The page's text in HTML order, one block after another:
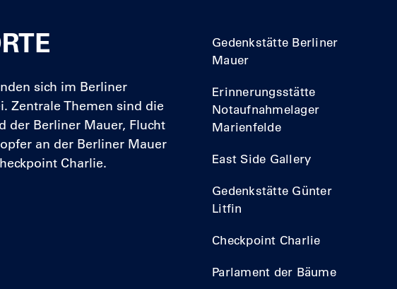
sich im Berliner
Zentrale Themen sind die
der Berliner Mauer, Flucht
an der Berliner Mauer
Charlie.
Gedenkstätte Berliner
Mauer
Erinnerungsstätte
Notaufnahmelager
Marienfelde
East Side Gallery
Gedenkstätte Günter
Litfin
Checkpoint Charlie
Parlament der Bäume